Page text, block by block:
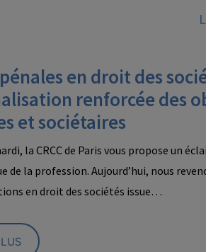
en droit des
renforcée des
et sociétaires
la CRCC de Paris vous propose un
de la profession. Aujourd’hui, nous
en droit des sociétés issue…